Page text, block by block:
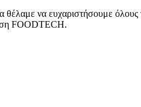
να ευχαριστήσουμε όλους
FOODTECH.